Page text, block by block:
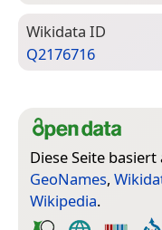
Wiki­data ID
Q2176716
Diese Seite
GeoNames,
Wikipedia.